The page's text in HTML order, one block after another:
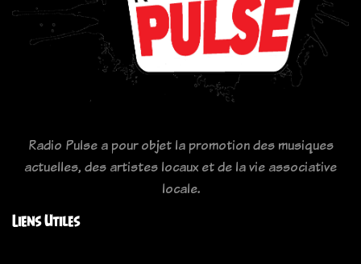
Radio Pulse a pour objet la promotion des musiques
actuelles, des artistes locaux et de la vie associative
locale.
Liens Utiles